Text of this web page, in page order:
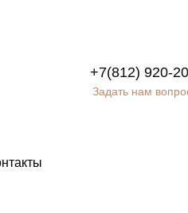
+7(812) 920-
Задать нам